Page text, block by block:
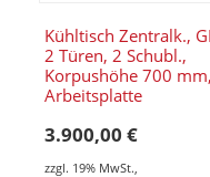
Kühltisch Zentralk.,
2 Türen, 2 Schubl.,
Korpushöhe 700
Arbeitsplatte
3.900,00 €
zzgl. 19% MwSt.,